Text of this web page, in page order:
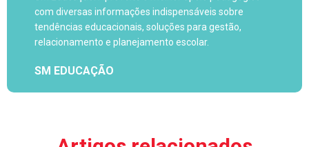
com diversas informações indispensáveis sobre
tendências educacionais, soluções para gestão,
relacionamento e planejamento escolar.
SM EDUCAÇÃO